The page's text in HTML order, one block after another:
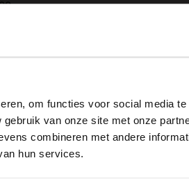
om functies voor social media te
van onze site met onze
combineren met andere
hun services.
×
Would you like to